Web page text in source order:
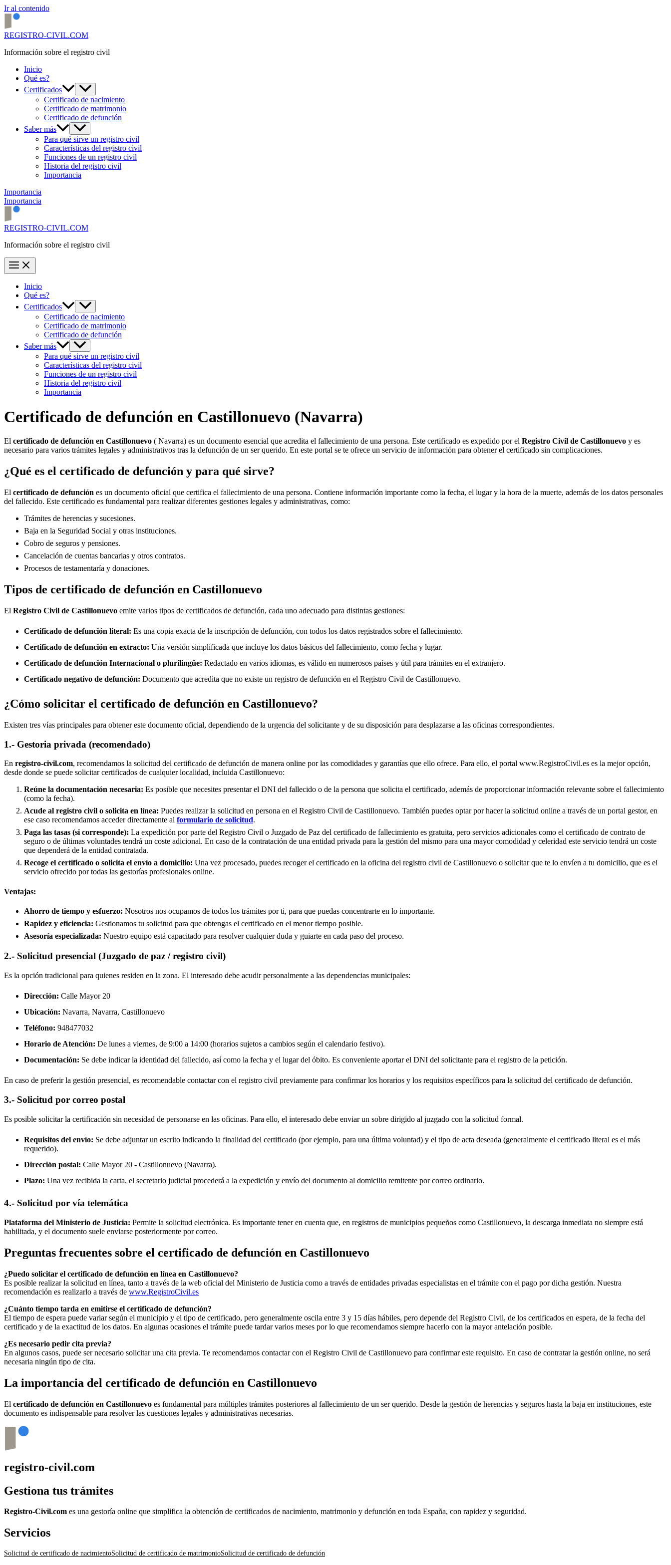
Ir al contenido
REGISTRO-CIVIL.COM
Información sobre el registro civil
Inicio
Qué es?
Certificados
Certificado de nacimiento
Certificado de matrimonio
Certificado de defunción
Saber más
Para qué sirve un registro civil
Características del registro civil
Funciones de un registro civil
Historia del registro civil
Importancia
Importancia
Importancia
REGISTRO-CIVIL.COM
Información sobre el registro civil
Inicio
Qué es?
Certificados
Certificado de nacimiento
Certificado de matrimonio
Certificado de defunción
Saber más
Para qué sirve un registro civil
Características del registro civil
Funciones de un registro civil
Historia del registro civil
Importancia
Certificado de defunción en Castillonuevo (Navarra)
El certificado de defunción en Castillonuevo ( Navarra) es un documento esencial que acredita el fallecimiento de una persona. Este certificado es expedido por el Registro Civil de Castillonuevo y es
necesario para varios trámites legales y administrativos tras la defunción de un ser querido. En este portal se te ofrece un servicio de información para obtener el certificado sin complicaciones.
¿Qué es el certificado de defunción y para qué sirve?
El certificado de defunción es un documento oficial que certifica el fallecimiento de una persona. Contiene información importante como la fecha, el lugar y la hora de la muerte, además de los datos personales
del fallecido. Este certificado es fundamental para realizar diferentes gestiones legales y administrativas, como:
Trámites de herencias y sucesiones.
Baja en la Seguridad Social y otras instituciones.
Cobro de seguros y pensiones.
Cancelación de cuentas bancarias y otros contratos.
Procesos de testamentaría y donaciones.
Tipos de certificado de defunción en Castillonuevo
El Registro Civil de Castillonuevo emite varios tipos de certificados de defunción, cada uno adecuado para distintas gestiones:
Certificado de defunción literal: Es una copia exacta de la inscripción de defunción, con todos los datos registrados sobre el fallecimiento.
Certificado de defunción en extracto: Una versión simplificada que incluye los datos básicos del fallecimiento, como fecha y lugar.
Certificado de defunción Internacional o plurilingüe: Redactado en varios idiomas, es válido en numerosos países y útil para trámites en el extranjero.
Certificado negativo de defunción: Documento que acredita que no existe un registro de defunción en el Registro Civil de Castillonuevo.
¿Cómo solicitar el certificado de defunción en Castillonuevo?
Existen tres vías principales para obtener este documento oficial, dependiendo de la urgencia del solicitante y de su disposición para desplazarse a las oficinas correspondientes.
1.- Gestoria privada (recomendado)
En registro-civil.com, recomendamos la solicitud del certificado de defunción de manera online por las comodidades y garantías que ello ofrece. Para ello, el portal www.RegistroCivil.es es la mejor opción,
desde donde se puede solicitar certificados de cualquier localidad, incluida Castillonuevo:
Reúne la documentación necesaria: Es posible que necesites presentar el DNI del fallecido o de la persona que solicita el certificado, además de proporcionar información relevante sobre el fallecimiento
(como la fecha).
Acude al registro civil o solicita en línea: Puedes realizar la solicitud en persona en el Registro Civil de Castillonuevo. También puedes optar por hacer la solicitud online a través de un portal gestor, en
ese caso recomendamos acceder directamente al formulario de solicitud.
Paga las tasas (si corresponde): La expedición por parte del Registro Civil o Juzgado de Paz del certificado de fallecimiento es gratuita, pero servicios adicionales como el certificado de contrato de
seguro o de últimas voluntades tendrá un coste adicional. En caso de la contratación de una entidad privada para la gestión del mismo para una mayor comodidad y celeridad este servicio tendrá un coste
que dependerá de la entidad contratada.
Recoge el certificado o solicita el envío a domicilio: Una vez procesado, puedes recoger el certificado en la oficina del registro civil de Castillonuevo o solicitar que te lo envíen a tu domicilio, que es el
servicio ofrecido por todas las gestorías profesionales online.
Ventajas:
Ahorro de tiempo y esfuerzo: Nosotros nos ocupamos de todos los trámites por ti, para que puedas concentrarte en lo importante.
Rapidez y eficiencia: Gestionamos tu solicitud para que obtengas el certificado en el menor tiempo posible.
Asesoría especializada: Nuestro equipo está capacitado para resolver cualquier duda y guiarte en cada paso del proceso.
2.- Solicitud presencial (Juzgado de paz / registro civil)
Es la opción tradicional para quienes residen en la zona. El interesado debe acudir personalmente a las dependencias municipales:
Dirección: Calle Mayor 20
Ubicación: Navarra, Navarra, Castillonuevo
Teléfono: 948477032
Horario de Atención: De lunes a viernes, de 9:00 a 14:00 (horarios sujetos a cambios según el calendario festivo).
Documentación: Se debe indicar la identidad del fallecido, así como la fecha y el lugar del óbito. Es conveniente aportar el DNI del solicitante para el registro de la petición.
En caso de preferir la gestión presencial, es recomendable contactar con el registro civil previamente para confirmar los horarios y los requisitos específicos para la solicitud del certificado de defunción.
3.- Solicitud por correo postal
Es posible solicitar la certificación sin necesidad de personarse en las oficinas. Para ello, el interesado debe enviar un sobre dirigido al juzgado con la solicitud formal.
Requisitos del envío: Se debe adjuntar un escrito indicando la finalidad del certificado (por ejemplo, para una última voluntad) y el tipo de acta deseada (generalmente el certificado literal es el más
requerido).
Dirección postal: Calle Mayor 20 - Castillonuevo (Navarra).
Plazo: Una vez recibida la carta, el secretario judicial procederá a la expedición y envío del documento al domicilio remitente por correo ordinario.
4.- Solicitud por vía telemática
Plataforma del Ministerio de Justicia: Permite la solicitud electrónica. Es importante tener en cuenta que, en registros de municipios pequeños como Castillonuevo, la descarga inmediata no siempre está
habilitada, y el documento suele enviarse posteriormente por correo.
Preguntas frecuentes sobre el certificado de defunción en Castillonuevo
¿Puedo solicitar el certificado de defunción en línea en Castillonuevo?
Es posible realizar la solicitud en línea, tanto a través de la web oficial del Ministerio de Justicia como a través de entidades privadas especialistas en el trámite con el pago por dicha gestión. Nuestra
recomendación es realizarlo a través de www.RegistroCivil.es
¿Cuánto tiempo tarda en emitirse el certificado de defunción?
El tiempo de espera puede variar según el municipio y el tipo de certificado, pero generalmente oscila entre 3 y 15 días hábiles, pero depende del Registro Civil, de los certificados en espera, de la fecha del
certificado y de la exactitud de los datos. En algunas ocasiones el trámite puede tardar varios meses por lo que recomendamos siempre hacerlo con la mayor antelación posible.
¿Es necesario pedir cita previa?
En algunos casos, puede ser necesario solicitar una cita previa. Te recomendamos contactar con el Registro Civil de Castillonuevo para confirmar este requisito. En caso de contratar la gestión online, no será
necesaria ningún tipo de cita.
La importancia del certificado de defunción en Castillonuevo
El certificado de defunción en Castillonuevo es fundamental para múltiples trámites posteriores al fallecimiento de un ser querido. Desde la gestión de herencias y seguros hasta la baja en instituciones, este
documento es indispensable para resolver las cuestiones legales y administrativas necesarias.
registro-civil.com
Gestiona tus trámites
Registro-Civil.com es una gestoría online que simplifica la obtención de certificados de nacimiento, matrimonio y defunción en toda España, con rapidez y seguridad.
Servicios
Solicitud de certificado de nacimientoSolicitud de certificado de matrimonioSolicitud de certificado de defunción